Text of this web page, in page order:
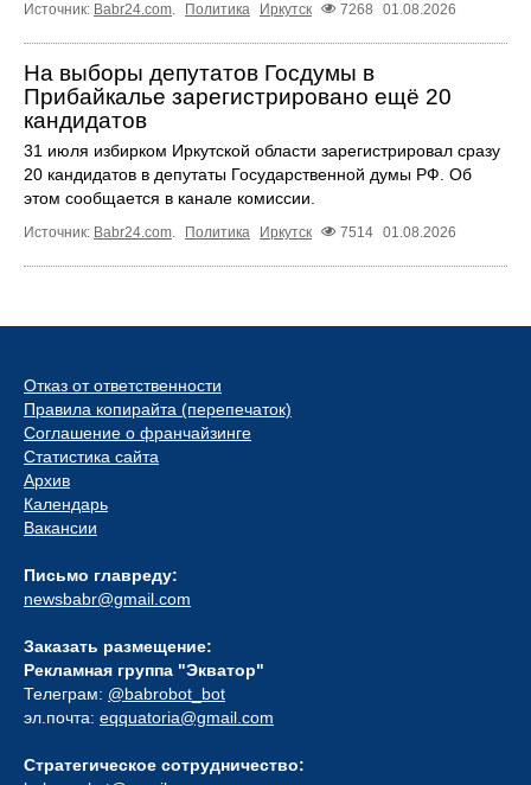
Источник: Babr24.com. Политика Иркутск 7268 01.08.2026
На выборы депутатов Госдумы в
Прибайкалье зарегистрировано ещё 20
кандидатов
31 июля избирком Иркутской области зарегистрировал сразу
20 кандидатов в депутаты Государственной думы РФ. Об
этом сообщается в канале комиссии.
Источник: Babr24.com. Политика Иркутск 7514 01.08.2026
Отказ от ответственности
Правила копирайта (перепечаток)
Соглашение о франчайзинге
Статистика сайта
Архив
Календарь
Вакансии
Письмо главреду:
newsbabr@gmail.com
Заказать размещение:
Рекламная группа "Экватор"
Телеграм: @babrobot_bot
эл.почта: eqquatoria@gmail.com
Стратегическое сотрудничество: